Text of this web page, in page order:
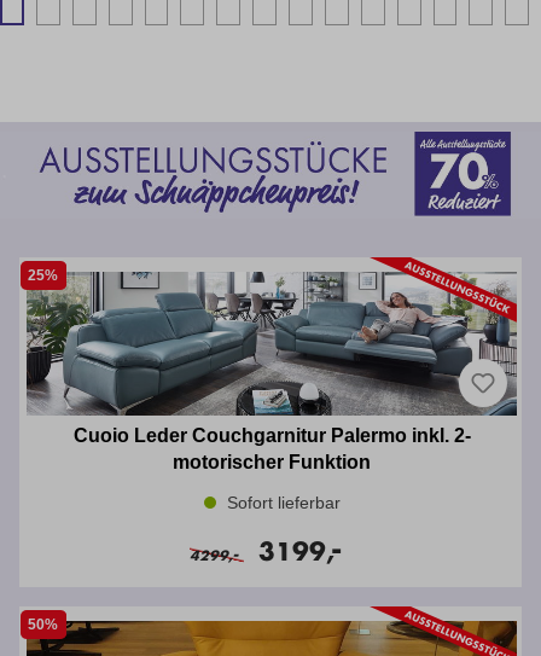
25%
Cuoio Leder Couchgarnitur Palermo inkl. 2-
motorischer Funktion
Sofort lieferbar
4299,
- 3199,
-
50%